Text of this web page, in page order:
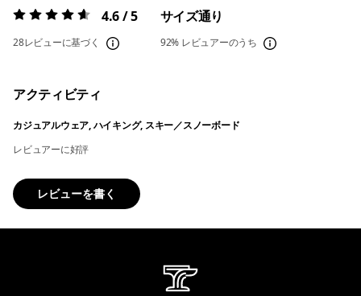
評価:4.6 / 5 4.6 / 5
28レビューに基づく
サイズ通り
92% レビュアーのうち
アクティビティ
カジュアルウェア, ハイキング, スキー／スノーボード
レビュアーに好評
レビューを書く